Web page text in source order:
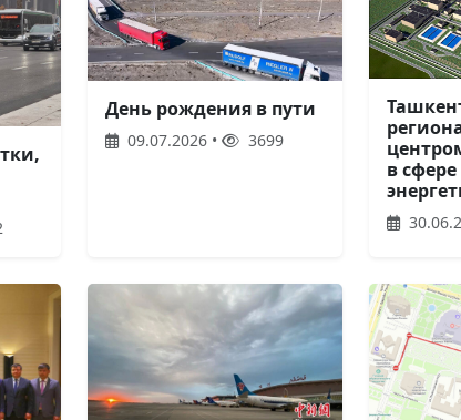
День рождения в пути
09.07.2026 • 3699
в